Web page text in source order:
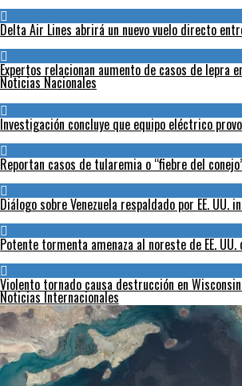
Delta Air Lines abrirá un nuevo vuelo directo
Expertos relacionan aumento de casos de lepra
Noticias Nacionales
Investigación concluye que equipo eléctrico
Reportan casos de tularemia o “fiebre del
Diálogo sobre Venezuela respaldado por EE. UU.
Potente tormenta amenaza al noreste de EE.
Violento tornado causa destrucción en
Noticias Internacionales